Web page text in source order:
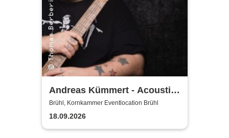
Andreas Kümmert - Acoustic
Duo
Brühl, Kornkammer Eventlocation Brühl
18.09.2026